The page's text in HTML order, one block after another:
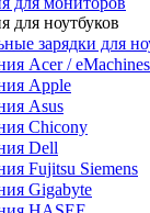
для ноутбуков
зарядки для
Acer /
Apple
Asus
Chicony
Dell
Fujitsu Siemens
Gigabyte